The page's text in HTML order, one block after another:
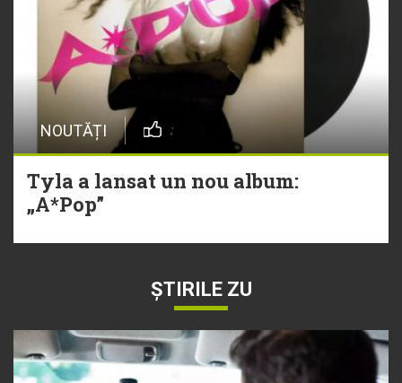
NOUTĂȚI
Tyla a lansat un nou album:
„A*Pop”
ȘTIRILE ZU